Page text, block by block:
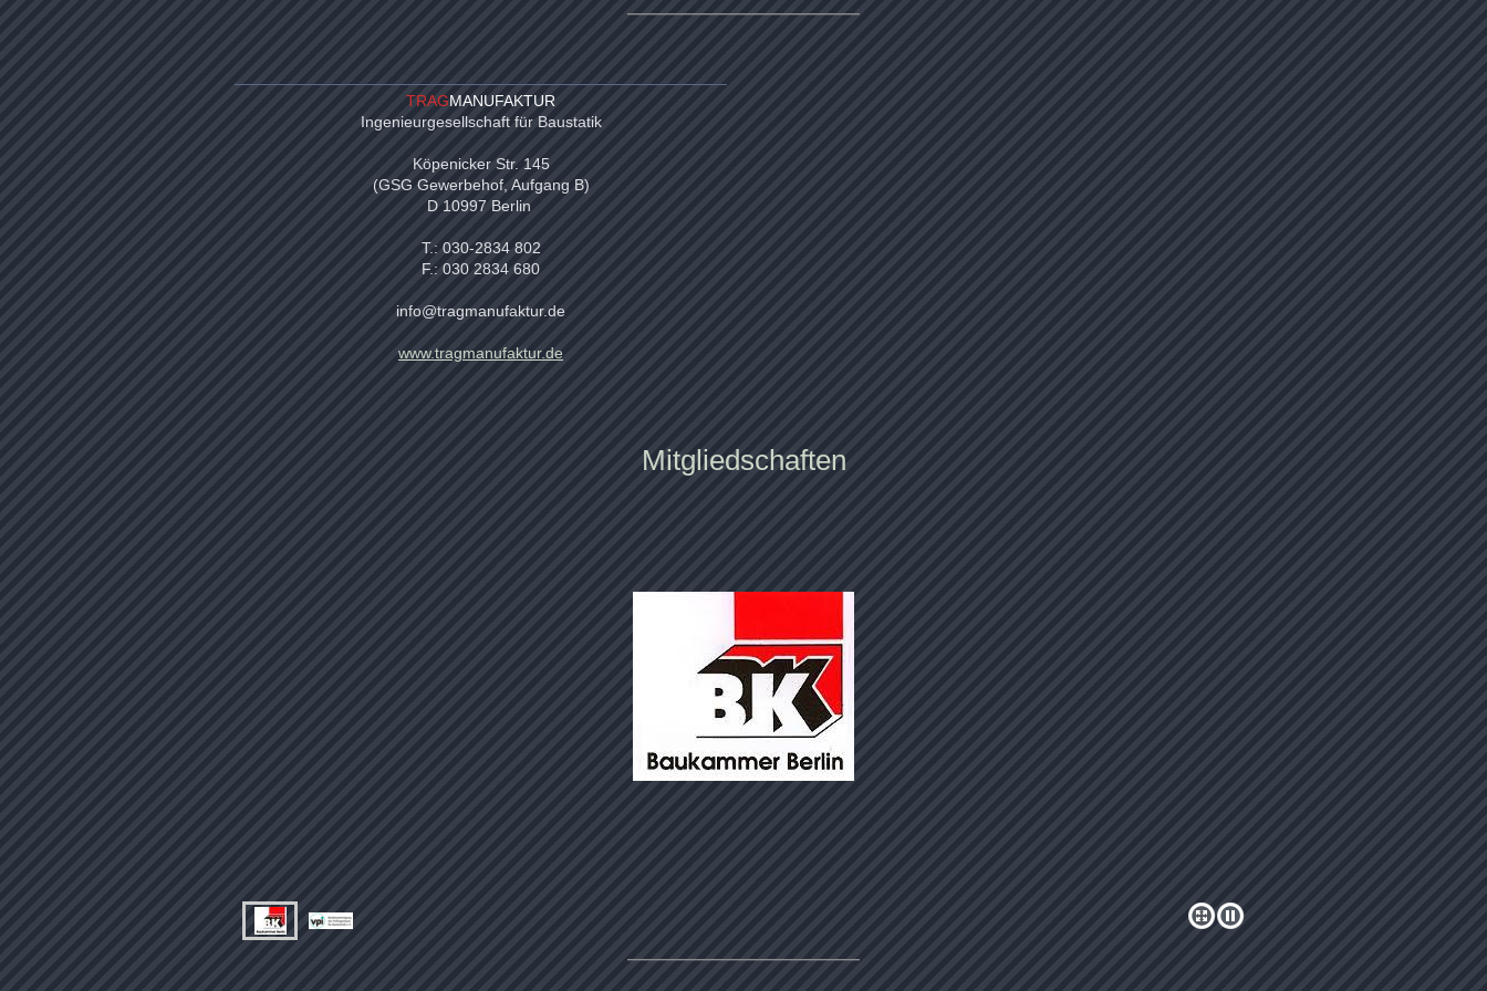
———————————————
TRAGMANUFAKTUR
Ingenieurgesellschaft für Baustatik
Köpenicker Str. 145
(GSG Gewerbehof, Aufgang B)
D 10997 Berlin
T.: 030-2834 802
F.: 030 2834 680
info@tragmanufaktur.de
www.tragmanufaktur.de
Mitgliedschaften
———————————————